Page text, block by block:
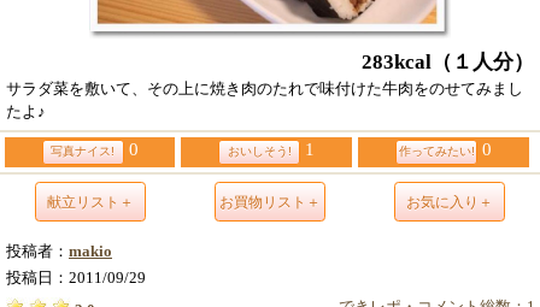
283kcal （１人分）
サラダ菜を敷いて、その上に焼き肉のたれで味付けた牛肉をのせてみまし
たよ♪
写真ナイス! 0 おいしそう! 1 作ってみたい! 0
献立リスト＋ お買物リスト＋ お気に入り＋
投稿者： makio
投稿日： 2011/09/29